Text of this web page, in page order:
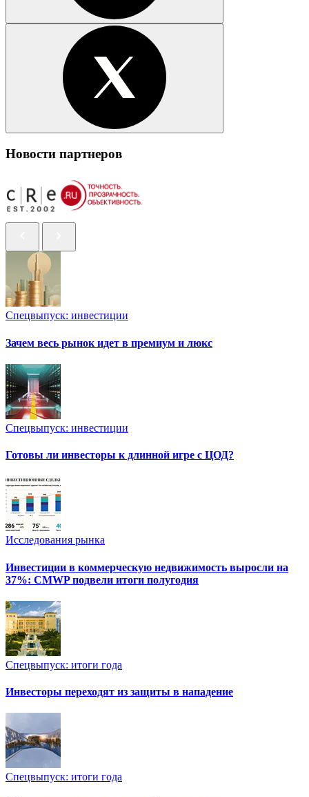
Новости партнеров
Спецвыпуск: инвестиции
Зачем весь рынок идет в премиум и люкс
Спецвыпуск: инвестиции
Готовы ли инвесторы к длинной игре с ЦОД?
Исследования рынка
Инвестиции в коммерческую недвижимость выросли на
37%: CMWP подвели итоги полугодия
Спецвыпуск: итоги года
Инвесторы переходят из защиты в нападение
Спецвыпуск: итоги года